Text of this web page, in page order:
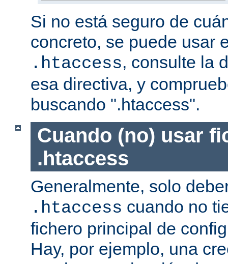
Si no está seguro de
concreto, se puede usar
.htaccess, consulte la
esa directiva, y
buscando ".htaccess".
Cuando (no) usar
.htaccess
Generalmente, solo
.htaccess cuando no
fichero principal de
Hay, por ejemplo, una